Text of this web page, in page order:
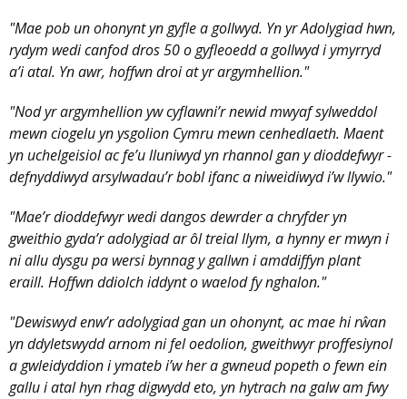
"Mae pob un ohonynt yn gyfle a gollwyd. Yn yr Adolygiad hwn,
rydym wedi canfod dros 50 o gyfleoedd a gollwyd i ymyrryd
a’i atal. Yn awr, hoffwn droi at yr argymhellion."
"Nod yr argymhellion yw cyflawni’r newid mwyaf sylweddol
mewn ciogelu yn ysgolion Cymru mewn cenhedlaeth. Maent
yn uchelgeisiol ac fe’u lluniwyd yn rhannol gan y dioddefwyr -
defnyddiwyd arsylwadau’r bobl ifanc a niweidiwyd i’w llywio."
"Mae’r dioddefwyr wedi dangos dewrder a chryfder yn
gweithio gyda’r adolygiad ar ôl treial llym, a hynny er mwyn i
ni allu dysgu pa wersi bynnag y gallwn i amddiffyn plant
eraill. Hoffwn ddiolch iddynt o waelod fy nghalon."
"Dewiswyd enw’r adolygiad gan un ohonynt, ac mae hi rŵan
yn ddyletswydd arnom ni fel oedolion, gweithwyr proffesiynol
a gwleidyddion i ymateb i’w her a gwneud popeth o fewn ein
gallu i atal hyn rhag digwydd eto, yn hytrach na galw am fwy